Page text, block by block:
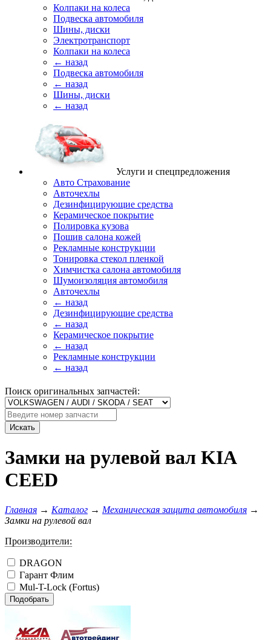
Колпаки на колеса
Подвеска автомобиля
Шины, диски
Электротранспорт
Колпаки на колеса
← назад
Подвеска автомобиля
← назад
Шины, диски
← назад
Услуги и спецпредложения
Авто Страхование
Авточехлы
Дезинфицирующие средства
Керамическое покрытие
Полировка кузова
Пошив салона кожей
Рекламные конструкции
Тонировка стекол пленкой
Химчистка салона автомобиля
Шумоизоляция автомобиля
Авточехлы
← назад
Дезинфицирующие средства
← назад
Керамическое покрытие
← назад
Рекламные конструкции
← назад
Поиск оригинальных запчастей:
Искать
Замки на рулевой вал KIA
CEED
Главная → Каталог → Механическая защита автомобиля →
Замки на рулевой вал
Производители:
DRAGON
Гарант Флим
Mul-T-Lock (Fortus)
Подобрать